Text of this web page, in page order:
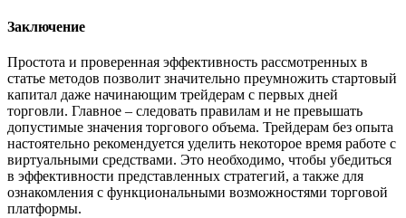
Заключение
Простота и проверенная эффективность рассмотренных в
статье методов позволит значительно преумножить стартовый
капитал даже начинающим трейдерам с первых дней
торговли. Главное – следовать правилам и не превышать
допустимые значения торгового объема. Трейдерам без опыта
настоятельно рекомендуется уделить некоторое время работе с
виртуальными средствами. Это необходимо, чтобы убедиться
в эффективности представленных стратегий, а также для
ознакомления с функциональными возможностями торговой
платформы.